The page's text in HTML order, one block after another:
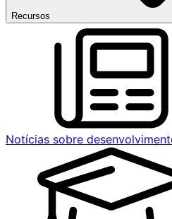
Recursos
Notícias sobre